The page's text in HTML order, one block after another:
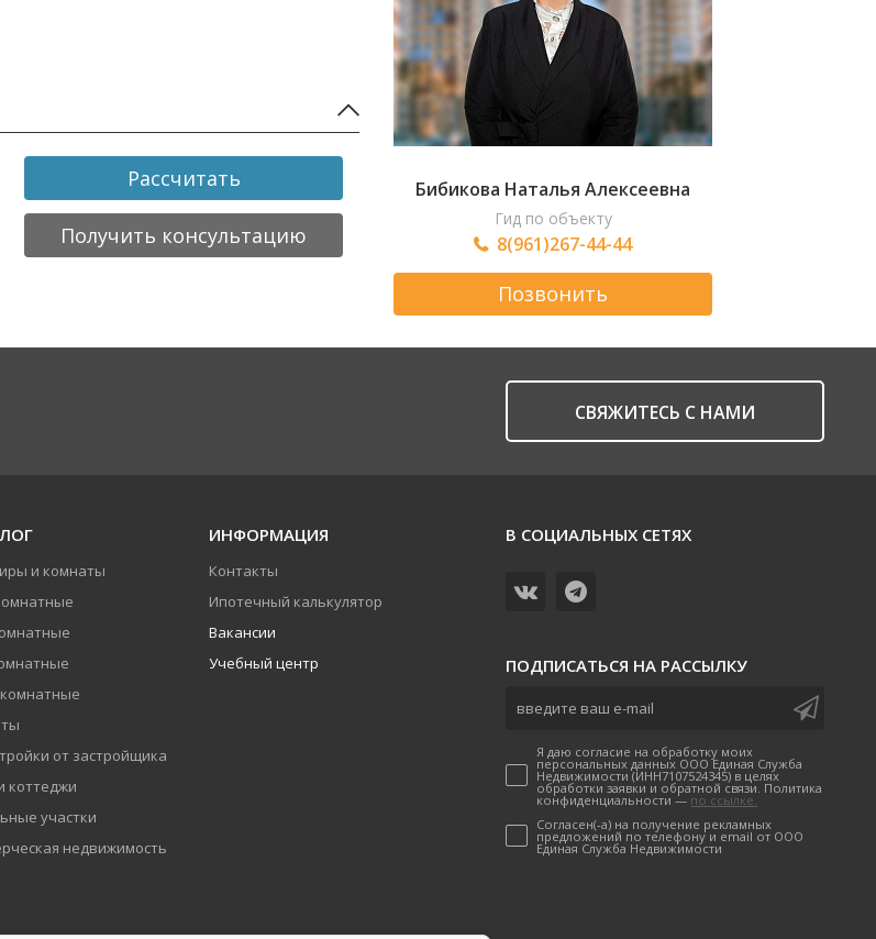
Рассчитать
Получить консультацию
Бибикова Наталья Алексеевна
Гид по объекту
8(961)267-44-44
Позвонить
CВЯЖИТЕСЬ С НАМИ
и комнаты
от застройщика
коттеджи
участки
недвижимость
ИНФОРМАЦИЯ
Контакты
Ипотечный калькулятор
Вакансии
Учебный центр
В СОЦИАЛЬНЫХ СЕТЯХ
ПОДПИСАТЬСЯ НА РАССЫЛКУ
Я даю согласие на обработку моих
персональных данных ООО Единая Служба
Недвижимости (ИНН7107524345) в целях
обработки заявки и обратной связи. Политика
конфиденциальности — по ссылке.
Согласен(-а) на получение рекламных
предложений по телефону и email от ООО
Единая Служба Недвижимости